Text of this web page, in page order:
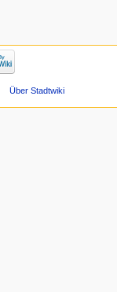
Über Stadtwiki